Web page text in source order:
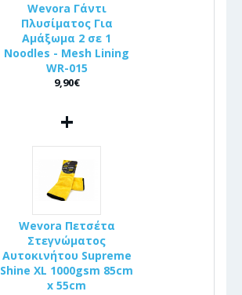
Wevora Γάντι
Πλυσίματος Για
Αμάξωμα 2 σε 1
Noodles - Mesh Lining
WR-015
9,90€
+
Wevora Πετσέτα
Στεγνώματος
Αυτοκινήτου Supreme
Shine XL 1000gsm 85cm
x 55cm